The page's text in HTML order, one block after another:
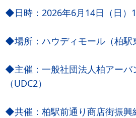
◆日時：2026年6月14日（日）
◆場所：ハウディモール（柏駅
◆主催：一般社団法人柏アーバ
（UDC2）
◆共催：柏駅前通り商店街振興